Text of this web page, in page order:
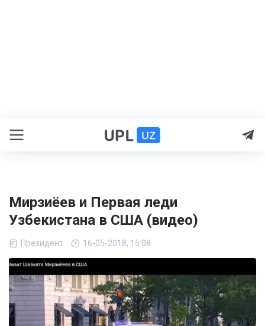
Мирзиёев и Первая леди
Узбекистана в США (видео)
Президент 16-05-2018, 15:08